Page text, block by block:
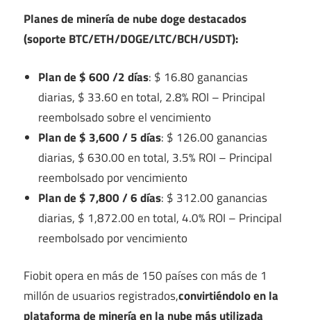
Planes de minería de nube doge destacados
(soporte BTC/ETH/DOGE/LTC/BCH/USDT):
Plan de $ 600 /2 días: $ 16.80 ganancias
diarias, $ 33.60 en total, 2.8% ROI – Principal
reembolsado sobre el vencimiento
Plan de $ 3,600 / 5 días: $ 126.00 ganancias
diarias, $ 630.00 en total, 3.5% ROI – Principal
reembolsado por vencimiento
Plan de $ 7,800 / 6 días: $ 312.00 ganancias
diarias, $ 1,872.00 en total, 4.0% ROI – Principal
reembolsado por vencimiento
Fiobit opera en más de 150 países con más de 1
millón de usuarios registrados,convirtiéndolo en la
plataforma de minería en la nube más utilizada